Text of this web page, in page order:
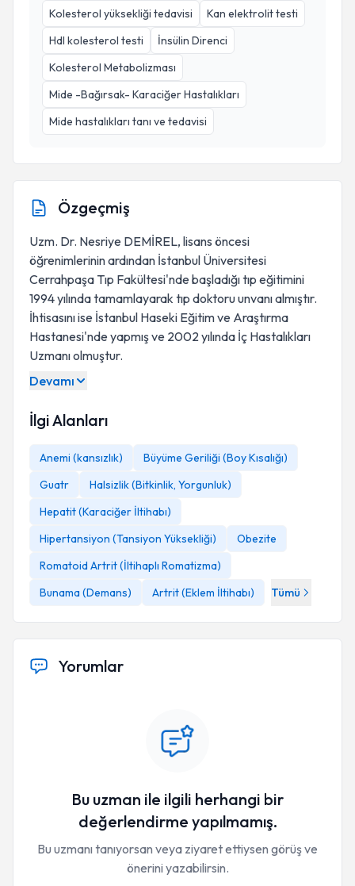
Kolesterol yüksekliği tedavisi
Kan elektrolit testi
Hdl kolesterol testi
İnsülin Direnci
Kolesterol Metabolizması
Mide -Bağırsak- Karaciğer Hastalıkları
Mide hastalıkları tanı ve tedavisi
Özgeçmiş
Uzm. Dr. Nesriye DEMİREL, lisans öncesi
öğrenimlerinin ardından İstanbul Üniversitesi
Cerrahpaşa Tıp Fakültesi'nde başladığı tıp eğitimini
1994 yılında tamamlayarak tıp doktoru unvanı almıştır.
İhtisasını ise İstanbul Haseki Eğitim ve Araştırma
Hastanesi'nde yapmış ve 2002 yılında İç Hastalıkları
Uzmanı olmuştur.
Devamı
İlgi Alanları
Anemi (kansızlık)
Büyüme Geriliği (Boy Kısalığı)
Guatr
Halsizlik (Bitkinlik, Yorgunluk)
Hepatit (Karaciğer İltihabı)
Hipertansiyon (Tansiyon Yüksekliği)
Obezite
Romatoid Artrit (İltihaplı Romatizma)
Bunama (Demans)
Artrit (Eklem İltihabı) Tümü
Yorumlar
Bu uzman ile ilgili herhangi bir
değerlendirme yapılmamış.
Bu uzmanı tanıyorsan veya ziyaret ettiysen görüş ve
önerini yazabilirsin.